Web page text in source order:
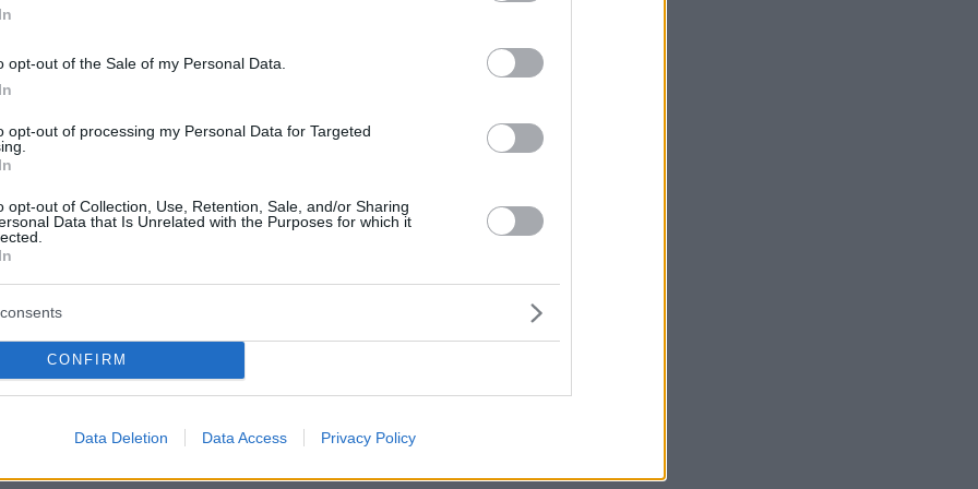
opt-out of the Sale of my Personal Data.
opt-out of processing my Personal Data for Targeted
opt-out of Collection, Use, Retention, Sale, and/or Sharing
Data that Is Unrelated with the Purposes for which it
CONFIRM
Data Deletion Data Access Privacy Policy
σε Αθήνα και Θεσσαλονίκη -
οι
Διαδικασιών και Εξυπηρετήσεων, τα
Κεφαλαίου, τα Κέντρα Βεβαίωσης και
οι Υπηρεσίες Φορολογικής Εξυπηρέτησης
τις υπηρεσίες των ΔΟΥ
οι ενσωματώσεις
φορολογικά κέντρα Αττικής
η εξυπηρέτηση των φορολογούμενων στις
6